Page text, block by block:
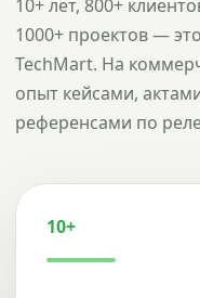
10+ лет, 800+
1000+ проектов —
TechMart. На
опыт кейсами,
референсами по
10+